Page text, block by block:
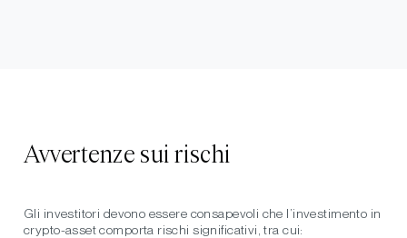
Avvertenze sui rischi
Gli investitori devono essere consapevoli che l’investimento in
crypto-asset comporta rischi significativi, tra cui: